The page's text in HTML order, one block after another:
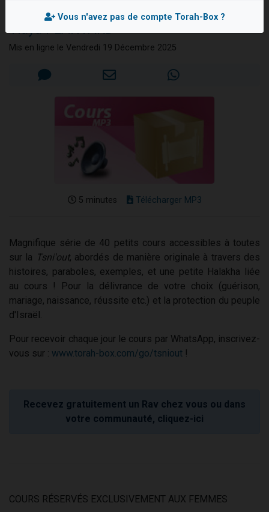
Il reste 49 places pour étudier en groupe sur Zoom
ceintures)
'Haya PLANTARD
Mis en ligne le Vendredi 19 Décembre 2025
5 minutes Télécharger MP3
Magnifique série de 40 petits cours accessibles à toutes
sur la Tsni'out, abordés de manière originale à travers des
histoires, paraboles, exemples, et une petite Halakha liée
au cours ! Pour la délivrance de votre choix (guérison,
mariage, naissance, réussite etc.) et la protection du peuple
d'Israël.
Pour recevoir chaque jour le cours par WhatsApp, inscrivez-
vous sur : www.torah-box.com/go/tsniout !
Recevez gratuitement un Rav chez vous ou dans
votre communauté, cliquez-ici
COURS RÉSERVÉS EXCLUSIVEMENT AUX FEMMES
Vous n'avez pas de compte Torah-Box ?